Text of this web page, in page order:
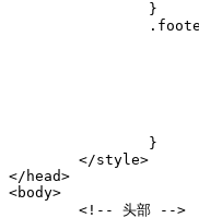
}
}
</style>
</ head>
<body>
<!-- 头部 -->